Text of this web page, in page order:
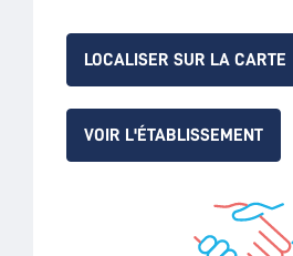
LOCALISER SUR LA CARTE
VOIR L'ÉTABLISSEMENT